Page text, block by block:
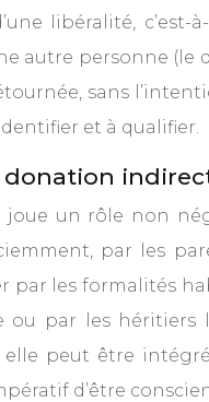
libéralité,
autre personne
sans
et à qualifier.
un rôle non
par les
par les formalités
ou par les
peut être
d’être